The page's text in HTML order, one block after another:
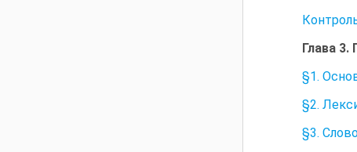
Глава 3.
§1.
§2.
§3.